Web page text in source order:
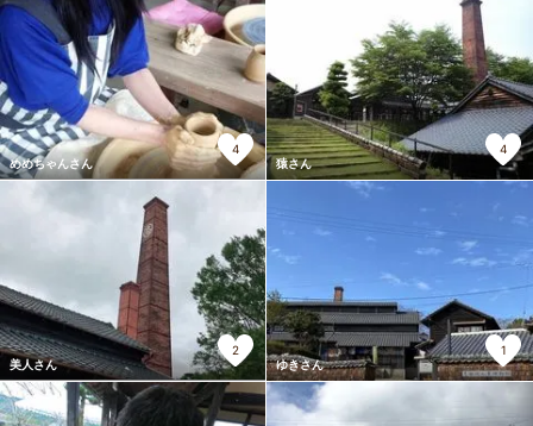
めめちゃんさん
4
猿さん
4
美人さん
2
ゆきさん
1